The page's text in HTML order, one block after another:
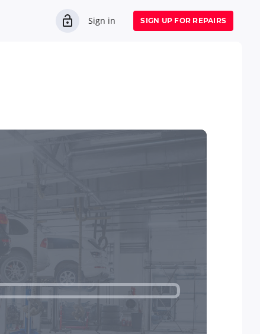
Sign in SIGN UP FOR REPAIRS